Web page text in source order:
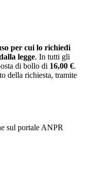
per cui lo richiedi
legge. In tutti gli
di bollo di 16,00 €.
della richiesta, tramite
sul portale ANPR